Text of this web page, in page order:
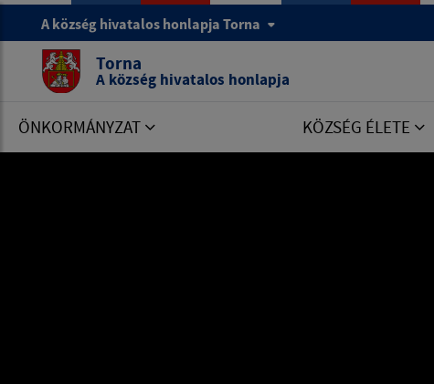
A község hivatalos honlapja Torna
Torna
A község hivatalos honlapja
ÖNKORMÁNYZAT KÖZSÉG ÉLETE